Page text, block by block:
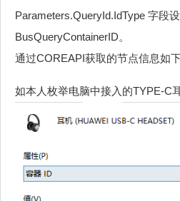
Parameters.QueryId.IdType 字段
BusQueryContainerID。
通过COREAPI获取的节点信息如下
如本人枚举电脑中接入的TYPE-C